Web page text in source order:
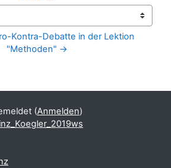
Kontra-Debatte in der Lektion
"Methoden" →
(Anmelden)